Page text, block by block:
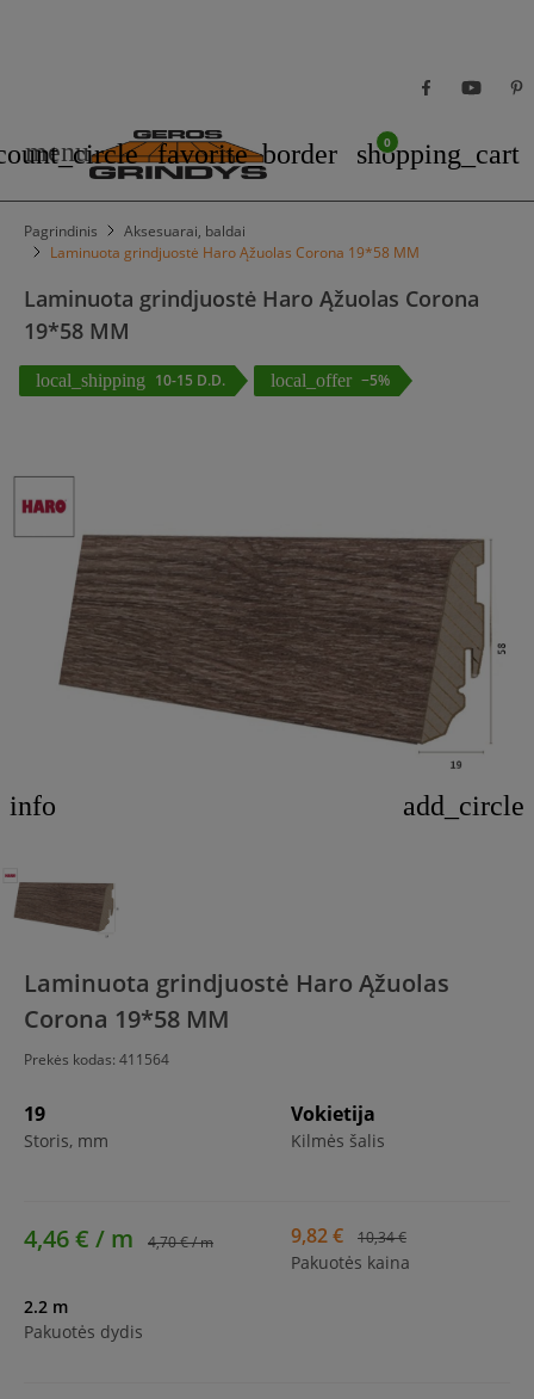
menu favorite_border shopping_cart
0
Pagrindinis
Aksesuarai, baldai
Laminuota grindjuostė Haro Ąžuolas Corona 19*58 MM
Laminuota grindjuostė Haro Ąžuolas Corona
19*58 MM
local_shipping 10-15 D.D. local_offer −5%
add_circle
info
Laminuota grindjuostė Haro Ąžuolas
Corona 19*58 MM
Prekės kodas: 411564
19
Storis, mm
Vokietija
Kilmės šalis
4,46 € / m 4,70 € / m 9,82 € 10,34 €
Pakuotės kaina
2.2 m
Pakuotės dydis